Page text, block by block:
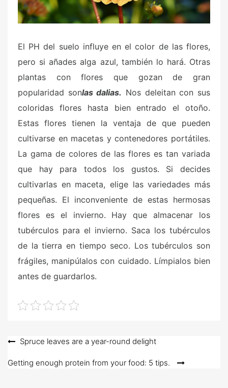
El PH del suelo influye en el color de las flores,
pero si añades alga azul, también lo hará. Otras
plantas con flores que gozan de gran
popularidad sonlas dalias. Nos deleitan con sus
coloridas flores hasta bien entrado el otoño.
Estas flores tienen la ventaja de que pueden
cultivarse en macetas y contenedores portátiles.
La gama de colores de las flores es tan variada
que hay para todos los gustos. Si decides
cultivarlas en maceta, elige las variedades más
pequeñas. El inconveniente de estas hermosas
flores es el invierno. Hay que almacenar los
tubérculos para el invierno. Saca los tubérculos
de la tierra en tiempo seco. Los tubérculos son
frágiles, manipúlalos con cuidado. Límpialos bien
antes de guardarlos.
Post
navigation
Spruce leaves are a year-round delight
Getting enough protein from your food: 5 tips.